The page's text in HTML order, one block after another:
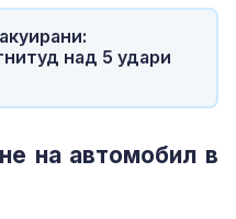
над 5 удари
на автомобил в